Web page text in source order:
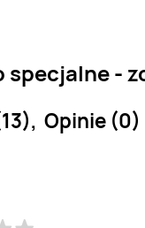
specjalne -
Opinie (0)